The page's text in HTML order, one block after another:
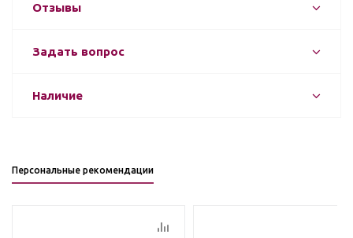
Отзывы
Задать вопрос
Наличие
Персональные рекомендации